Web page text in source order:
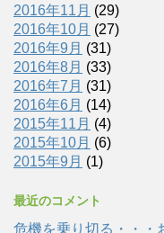
2016年11月 (29)
2016年10月 (27)
2016年9月 (31)
2016年8月 (33)
2016年7月 (31)
2016年6月 (14)
2015年11月 (4)
2015年10月 (6)
2015年9月 (1)
最近のコメント
危機を乗り切る・・・